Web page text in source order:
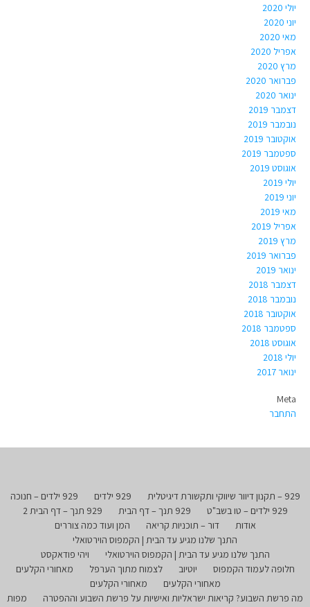
יולי 2020
יוני 2020
מאי 2020
אפריל 2020
מרץ 2020
פברואר 2020
ינואר 2020
דצמבר 2019
נובמבר 2019
אוקטובר 2019
ספטמבר 2019
אוגוסט 2019
יולי 2019
יוני 2019
מאי 2019
אפריל 2019
מרץ 2019
פברואר 2019
ינואר 2019
דצמבר 2018
נובמבר 2018
אוקטובר 2018
ספטמבר 2018
אוגוסט 2018
יולי 2018
ינואר 2017
Meta
התחבר
929 – תקנון דיוור שיווקי ותקשורת דיגיטלית 929 ילדים
929 ילדים – חנוכה
929 ילדים – טו בשב"ט
929 תנך – דף הבית
929 תנך – דף הבית 2
אודות
דור – תוכניות קריאה
המן ועוד כמה צוררים
התנך שלנו מגיע עד הבית | הקמפוס הוירטואלי
התנך שלנו מגיע עד הבית | הקמפוס הוירטואלי
ויהי פודאקסט
חלופה לעמוד הקמפוס
יוטיוב לצמוח מתוך הערפל
מאחורי הקלעים
מאחורי הקלעים
מאחורי הקלעים
מה פרשת השבוע? קריאות ישראליות ואישיות על פרשת השבוע וההפטרה
מפות